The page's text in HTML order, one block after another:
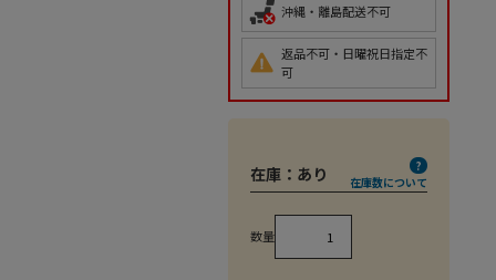
沖縄・離島配送不可
返品不可・日曜祝日指定不
可
在庫： あり 在庫数について
数量